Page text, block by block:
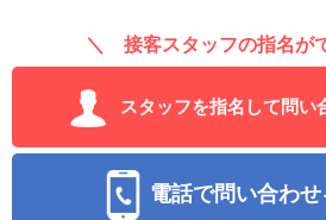
＼ 接客スタッフの指名が
スタッフを指名して問い
電話で問い合わせ